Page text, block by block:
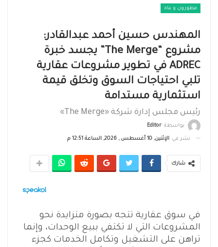
مطورون و بناة
المهندس حسين أحمد عبدالقادر:
مشروع “The Merge” يجسد خبرة
ADREC في تطوير مشروعات عقارية
تلبي احتياجات السوق وتخلق قيمة
استثمارية مستدامة
رئيس مجلس إدارة شركة «The Merge»
بواسطة Editor
نشر في الإثنين, 10 أغسطس , 2026, الساعة 12:51 م
شارك
في سوق عقارية تتجه بصورة متزايدة نحو
المشروعات التي لا تكتفي ببيع الوحدات، وإنما
تراهن على التشغيل وتكامل الخدمات كجزء